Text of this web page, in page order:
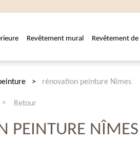
Revêtement mural Revêtement de
rénovation peinture Nîmes
Retour
PEINTURE NÎMES